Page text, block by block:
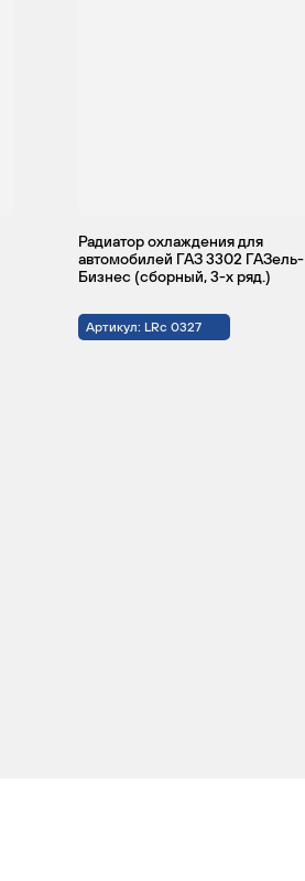
Радиатор охлаждения для
автомобилей ГАЗ 3302 ГАЗель-
Бизнес (сборный, 3-х ряд.)
Артикул: LRc 0327